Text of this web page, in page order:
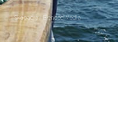
Skapad av Blended Media